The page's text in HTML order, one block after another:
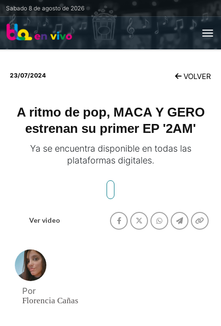
Sabado 8 de agosto de 2026
23/07/2024 VOLVER
A ritmo de pop, MACA Y GERO
estrenan su primer EP '2AM'
Ya se encuentra disponible en todas las
plataformas digitales.
Ver video
Por
Florencia Cañas